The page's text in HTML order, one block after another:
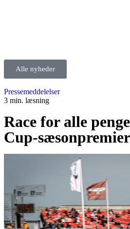
Alle nyheder
Pressemeddelelser
3 min. læsning
Race for alle
Cup-